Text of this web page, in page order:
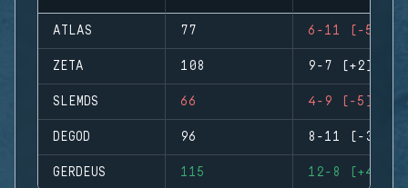
ATLAS 77 6-11 (-5)
ZETA 108 9-7 (+2)
SLEMDS 66 4-9 (-5)
DEGOD 96 8-11 (-3)
GERDEUS 115 12-8 (+4)